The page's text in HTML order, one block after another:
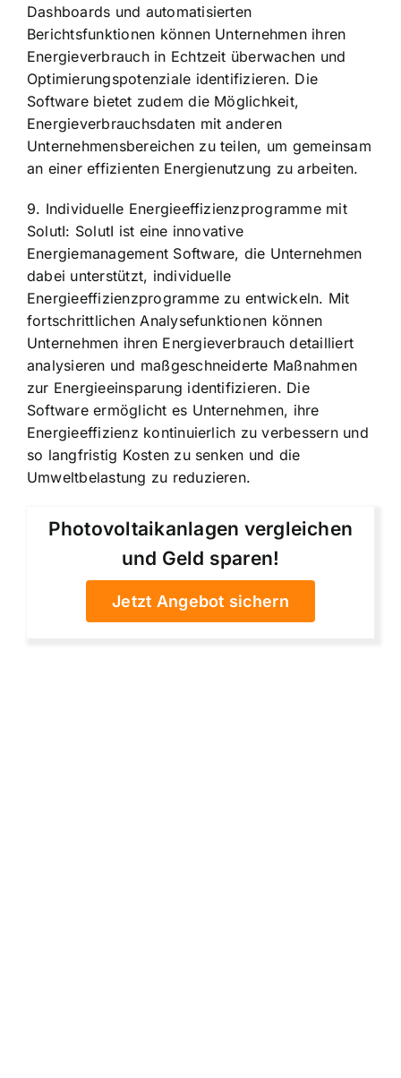
Dashboards und automatisierten
Berichtsfunktionen können Unternehmen ihren
Energieverbrauch in Echtzeit überwachen und
Optimierungspotenziale identifizieren. Die
Software bietet zudem die Möglichkeit,
Energieverbrauchsdaten mit anderen
Unternehmensbereichen zu teilen, um gemeinsam
an einer effizienten Energienutzung zu arbeiten.
9. Individuelle Energieeffizienzprogramme mit
SolutI: SolutI ist eine innovative
Energiemanagement Software, die Unternehmen
dabei unterstützt, individuelle
Energieeffizienzprogramme zu entwickeln. Mit
fortschrittlichen Analysefunktionen können
Unternehmen ihren Energieverbrauch detailliert
analysieren und maßgeschneiderte Maßnahmen
zur Energieeinsparung identifizieren. Die
Software ermöglicht es Unternehmen, ihre
Energieeffizienz kontinuierlich zu verbessern und
so langfristig Kosten zu senken und die
Umweltbelastung zu reduzieren.
Photovoltaikanlagen vergleichen
und Geld sparen!
Jetzt Angebot sichern